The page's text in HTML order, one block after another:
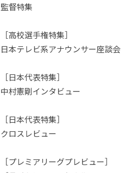
監督特集
［高校選手権特集］
日本テレビ系アナウンサー座談会
［日本代表特集］
中村憲剛インタビュー
［日本代表特集］
クロスレビュー
［プレミアリーグプレビュー］